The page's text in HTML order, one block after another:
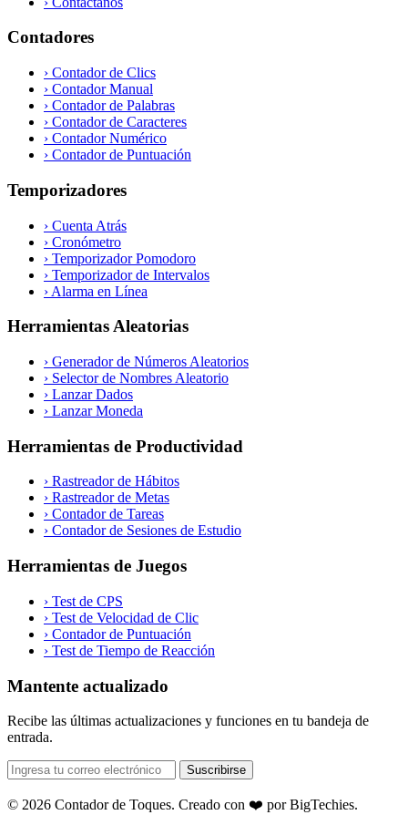
Contadores
› Contador de Clics
› Contador Manual
› Contador de Palabras
› Contador de Caracteres
› Contador Numérico
› Contador de Puntuación
Temporizadores
› Cuenta Atrás
› Cronómetro
› Temporizador Pomodoro
› Temporizador de Intervalos
› Alarma en Línea
Herramientas Aleatorias
› Generador de Números Aleatorios
› Selector de Nombres Aleatorio
› Lanzar Dados
› Lanzar Moneda
Herramientas de Productividad
› Rastreador de Hábitos
› Rastreador de Metas
› Contador de Tareas
› Contador de Sesiones de Estudio
Herramientas de Juegos
› Test de CPS
› Test de Velocidad de Clic
› Contador de Puntuación
› Test de Tiempo de Reacción
Mantente actualizado
Recibe las últimas actualizaciones y funciones en tu bandeja de
entrada.
Suscribirse
© 2026 Contador de Toques. Creado con ❤️ porBigTechies.